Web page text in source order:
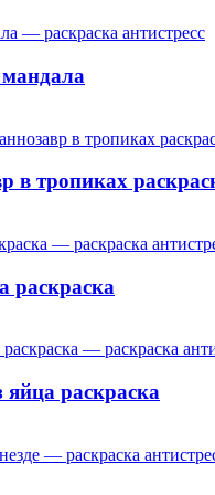
в тропиках
раскраска
раскраска